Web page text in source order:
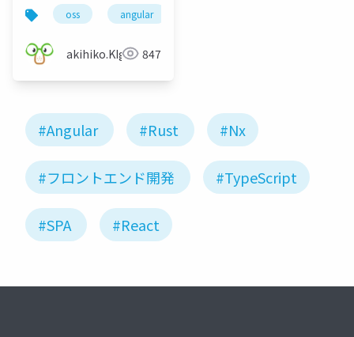
oss angular
akihiko.KIgure847
#Angular #Rust #Nx
#フロントエンド開発 #TypeScript
#SPA #React